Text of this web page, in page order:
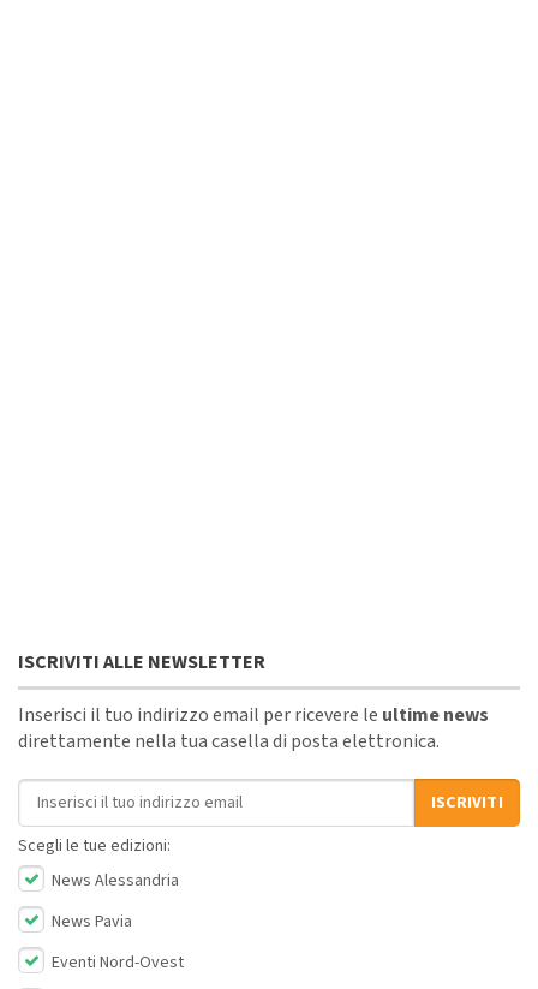
ISCRIVITI ALLE NEWSLETTER
Inserisci il tuo indirizzo email per ricevere le ultime news
direttamente nella tua casella di posta elettronica.
Indirizzo email
ISCRIVITI
Scegli le tue edizioni:
News Alessandria
News Pavia
Eventi Nord-Ovest